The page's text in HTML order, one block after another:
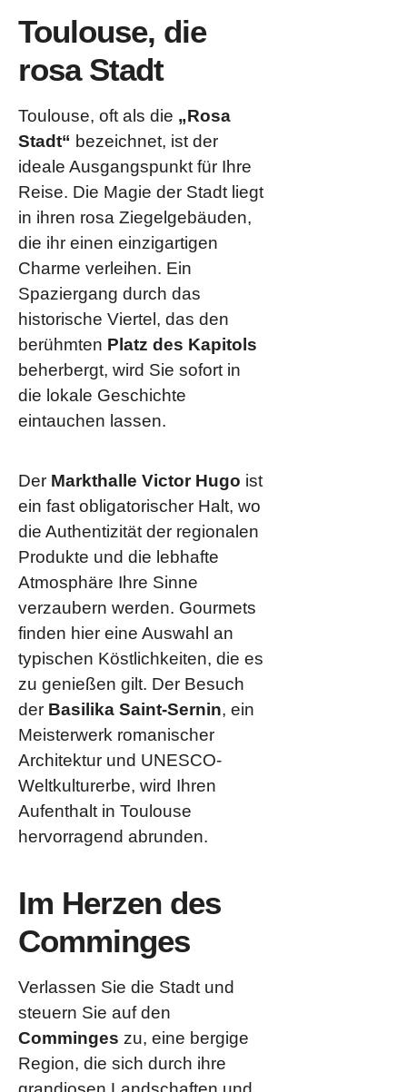
Toulouse, die
rosa Stadt
Toulouse, oft als die „Rosa
Stadt“ bezeichnet, ist der
ideale Ausgangspunkt für Ihre
Reise. Die Magie der Stadt liegt
in ihren rosa Ziegelgebäuden,
die ihr einen einzigartigen
Charme verleihen. Ein
Spaziergang durch das
historische Viertel, das den
berühmten Platz des Kapitols
beherbergt, wird Sie sofort in
die lokale Geschichte
eintauchen lassen.
Der Markthalle Victor Hugo ist
ein fast obligatorischer Halt, wo
die Authentizität der regionalen
Produkte und die lebhafte
Atmosphäre Ihre Sinne
verzaubern werden. Gourmets
finden hier eine Auswahl an
typischen Köstlichkeiten, die es
zu genießen gilt. Der Besuch
der Basilika Saint-Sernin, ein
Meisterwerk romanischer
Architektur und UNESCO-
Weltkulturerbe, wird Ihren
Aufenthalt in Toulouse
hervorragend abrunden.
Im Herzen des
Comminges
Verlassen Sie die Stadt und
steuern Sie auf den
Comminges zu, eine bergige
Region, die sich durch ihre